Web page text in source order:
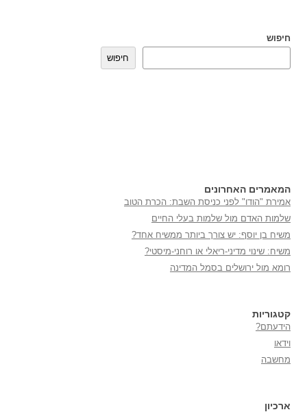
חיפוש
חיפוש
המאמרים האחרונים
אמירת "הודו" לפני כניסת השבת: הכרת הטוב
שלמות האדם מול שלמות בעלי החיים
משיח בן יוסף: יש צורך ביותר ממשיח אחד?
משיח: שינוי מדיני-ריאלי או רוחני-מיסטי?
רומא מול ירושלים בסמל המדינה
קטגוריות
הידעתם?
וידאו
מחשבה
ארכיון